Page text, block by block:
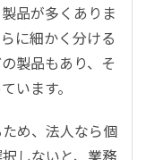
品が多くありま
に細かく分ける
製品もあり、そ
います。
め、法人なら個
しないと、業務